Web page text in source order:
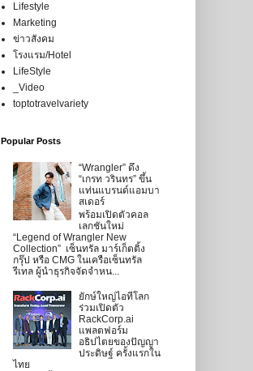
Lifestyle
Marketing
ข่าวสังคม
โรงแรม/Hotel
LifeStyle
_Video
toptotravelvariety
Popular Posts
“Wrangler” ดึง
“เกรท วรินทร” ขึ้น
แท่นแบรนด์แอมบา
สเดอร์
พร้อมเปิดตัวคอล
เลกชันใหม่
“Legend of Wrangler New
Collection” เซ็นทรัล มาร์เก็ตติ้ง
กรุ๊ป หรือ CMG ในเครือเซ็นทรัล
รีเทล ผู้นำธุรกิจจัดจำหน...
ยักษ์ใหญ่ไอทีโลก
ร่วมเปิดตัว
RackCorp.ai
แพลตฟอร์ม
อธิปไตยของปัญญา
ประดิษฐ์ ครั้งแรกใน
ไทย